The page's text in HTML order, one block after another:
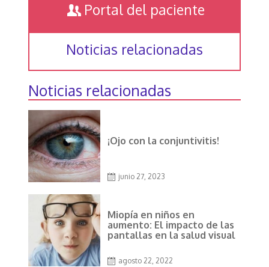
Portal del paciente
Noticias relacionadas
Noticias relacionadas
¡Ojo con la conjuntivitis!
junio 27, 2023
Miopía en niños en
aumento: El impacto de las
pantallas en la salud visual
agosto 22, 2022